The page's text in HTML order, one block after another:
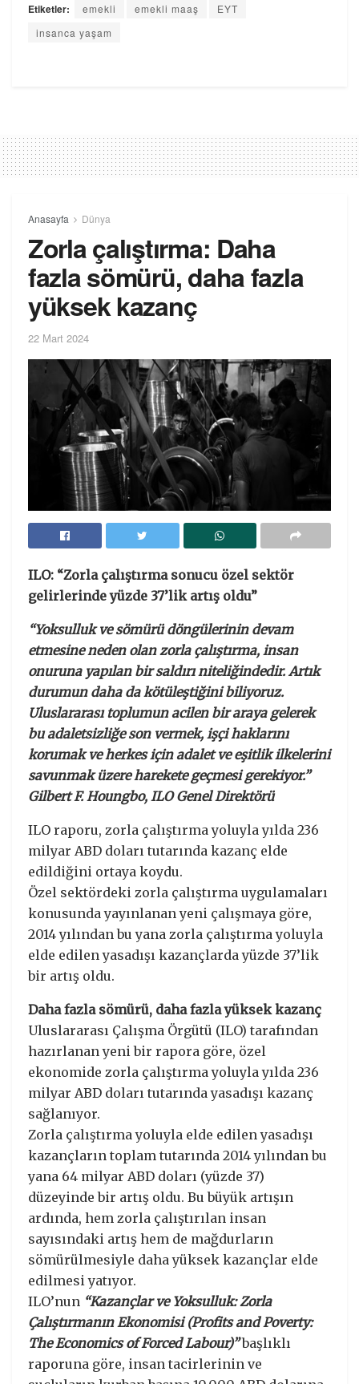
Etiketler: emekli emekli maaş
EYT
insanca yaşam
Anasayfa Dünya
Zorla çalıştırma: Daha
fazla sömürü, daha fazla
yüksek kazanç
22 Mart 2024
ILO: “Zorla çalıştırma sonucu özel sektör
gelirlerinde yüzde 37’lik artış oldu”
“Yoksulluk ve sömürü döngülerinin devam
etmesine neden olan zorla çalıştırma, insan
onuruna yapılan bir saldırı niteliğindedir. Artık
durumun daha da kötüleştiğini biliyoruz.
Uluslararası toplumun acilen bir araya gelerek
bu adaletsizliğe son vermek, işçi haklarını
korumak ve herkes için adalet ve eşitlik ilkelerini
savunmak üzere harekete geçmesi gerekiyor.”
Gilbert F. Houngbo, ILO Genel Direktörü
ILO raporu, zorla çalıştırma yoluyla yılda 236
milyar ABD doları tutarında kazanç elde
edildiğini ortaya koydu.
Özel sektördeki zorla çalıştırma uygulamaları
konusunda yayınlanan yeni çalışmaya göre,
2014 yılından bu yana zorla çalıştırma yoluyla
elde edilen yasadışı kazançlarda yüzde 37’lik
bir artış oldu.
Daha fazla sömürü, daha fazla yüksek kazanç
Uluslararası Çalışma Örgütü (ILO) tarafından
hazırlanan yeni bir rapora göre, özel
ekonomide zorla çalıştırma yoluyla yılda 236
milyar ABD doları tutarında yasadışı kazanç
sağlanıyor.
Zorla çalıştırma yoluyla elde edilen yasadışı
kazançların toplam tutarında 2014 yılından bu
yana 64 milyar ABD doları (yüzde 37)
düzeyinde bir artış oldu. Bu büyük artışın
ardında, hem zorla çalıştırılan insan
sayısındaki artış hem de mağdurların
sömürülmesiyle daha yüksek kazançlar elde
edilmesi yatıyor.
ILO’nun “Kazançlar ve Yoksulluk: Zorla
Çalıştırmanın Ekonomisi (Profits and Poverty:
The Economics of Forced Labour)”başlıklı
raporuna göre, insan tacirlerinin ve